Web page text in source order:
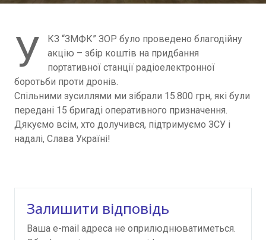
У
КЗ “ЗМФК” ЗОР було проведено благодійну
акцію – збір коштів на придбання
портативної станції радіоелектронної
боротьби проти дронів.
Спільними зусиллями ми зібрали 15.800 грн, які були
передані 15 бригаді оперативного призначення.
Дякуємо всім, хто долучився, підтримуємо ЗСУ і
надалі, Слава Україні!
Залишити відповідь
Ваша e-mail адреса не оприлюднюватиметься.